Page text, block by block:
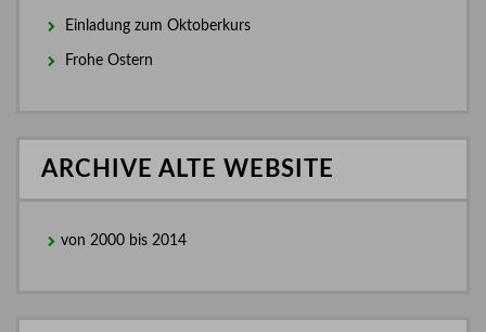
Einladung zum Oktoberkurs
Frohe Ostern
ARCHIVE ALTE WEBSITE
von 2000 bis 2014